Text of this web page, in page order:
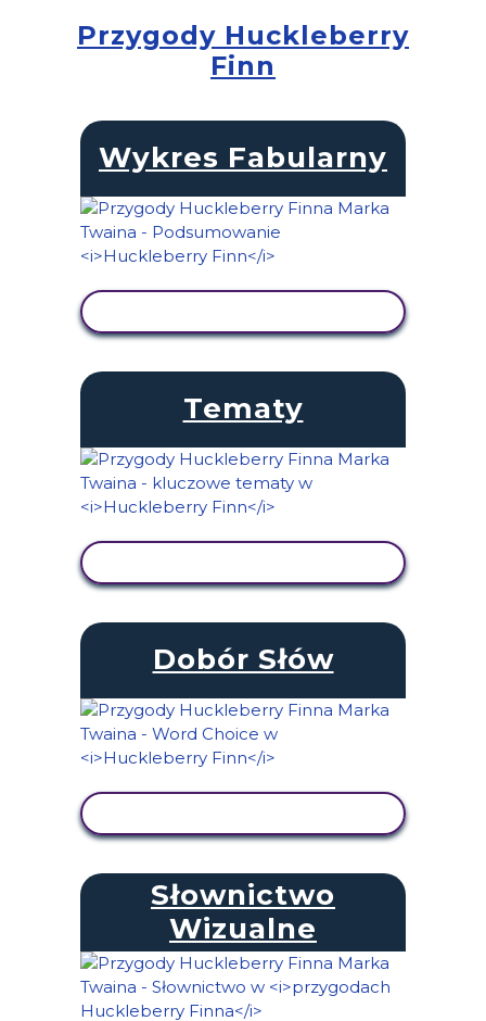
Przygody Huckleberry
Finn
Wykres Fabularny
Tematy
Dobór Słów
Słownictwo
Wizualne